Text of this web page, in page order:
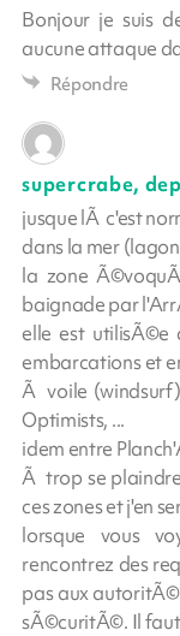
Bonjour je suis
aucune attaque
Répondre
supercrabe,
jusque lÃ c'est
dans la mer
la zone
baignade par
elle est utilisÃ©e
embarcations et
Ã voile
Optimists, ...
idem entre
Ã trop se
ces zones et j'en
lorsque vous
rencontrez des
pas aux
sÃ©curitÃ©. Il